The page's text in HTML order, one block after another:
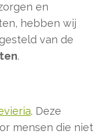
en
hebben wij
van de
.
. Deze
mensen die niet